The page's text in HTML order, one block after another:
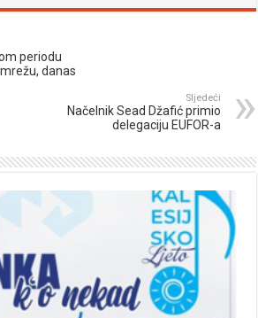
periodu
danas
Sljedeći
Načelnik Sead Džafić primio
delegaciju EUFOR-a